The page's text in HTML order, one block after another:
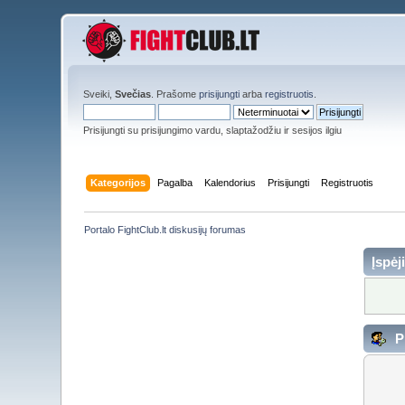
Sveiki,Svečias . Prašomeprisijungti arbaregistruotis
Prisijungti su prisijungimo vardu, slaptažodžiu ir sesijos ilgiu
Kategorijos Pagalba Kalendorius Prisijungti Registruotis
Portalo FightClub.lt diskusijų forumas